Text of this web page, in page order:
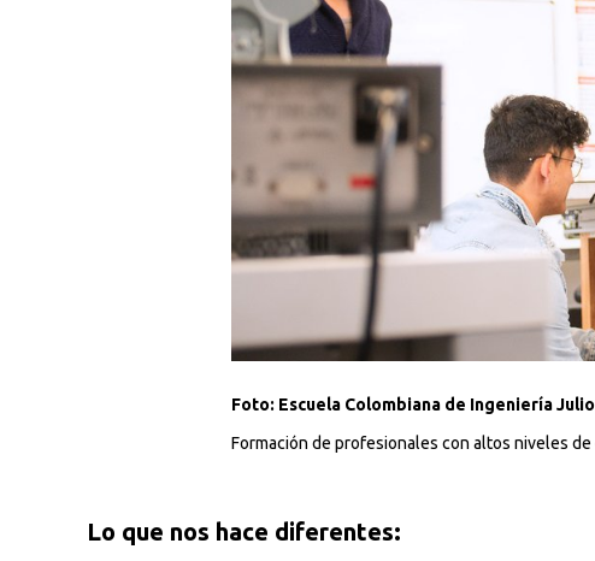
Foto: Escuela Colombiana de Ingeniería
Formación de profesionales con altos niveles de
Lo que nos hace diferentes:
¿Qué buscas?